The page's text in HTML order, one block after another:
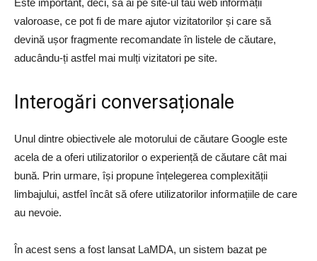
Este important, deci, să ai pe site-ul tău web informații
valoroase, ce pot fi de mare ajutor vizitatorilor și care să
devină ușor fragmente recomandate în listele de căutare,
aducându-ți astfel mai mulți vizitatori pe site.
Interogări conversaționale
Unul dintre obiectivele ale motorului de căutare Google este
acela de a oferi utilizatorilor o experiență de căutare cât mai
bună. Prin urmare, își propune înțelegerea complexității
limbajului, astfel încât să ofere utilizatorilor informațiile de care
au nevoie.
În acest sens a fost lansat LaMDA, un sistem bazat pe